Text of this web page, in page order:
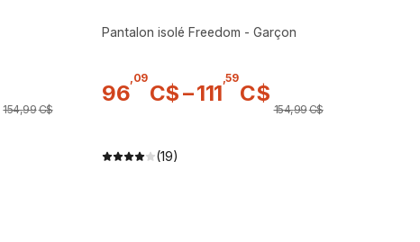
154,99C$
Pantalon isolé Freedom - Garçon
96
09
C$–111
,59
C$
154,99C$
(19)